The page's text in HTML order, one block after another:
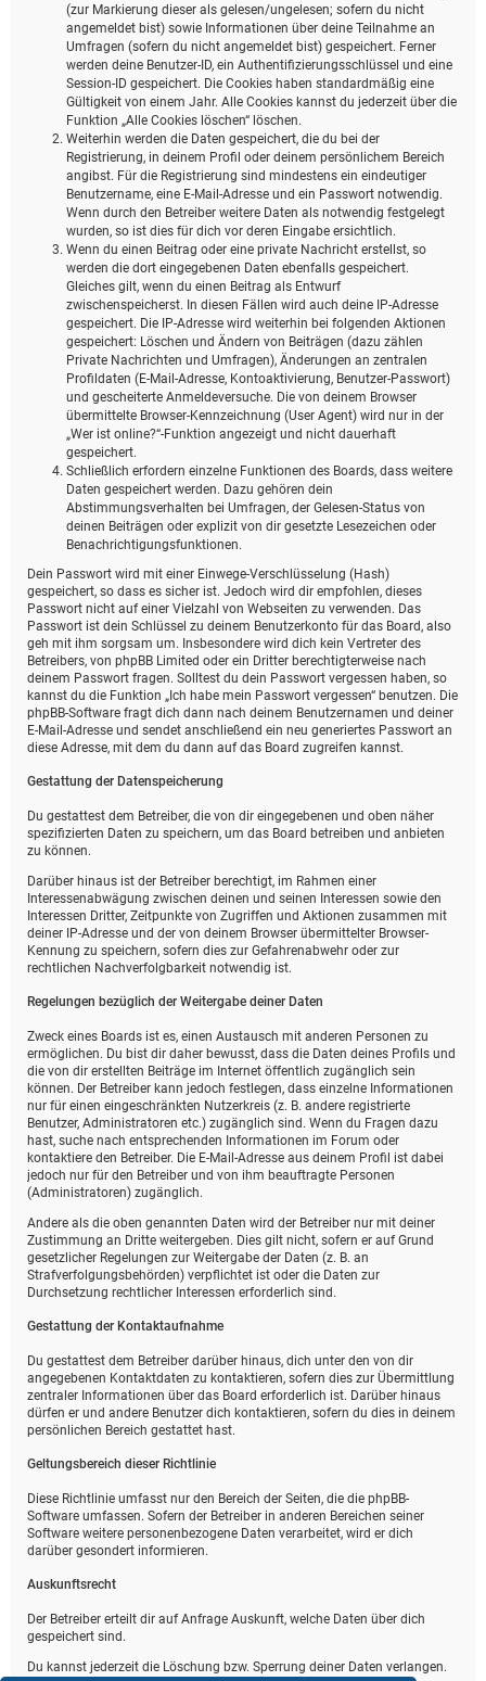
(zur Markierung dieser als gelesen/ungelesen; sofern du nicht
angemeldet bist) sowie Informationen über deine Teilnahme an
Umfragen (sofern du nicht angemeldet bist) gespeichert. Ferner
werden deine Benutzer-ID, ein Authentifizierungsschlüssel und eine
Session-ID gespeichert. Die Cookies haben standardmäßig eine
Gültigkeit von einem Jahr. Alle Cookies kannst du jederzeit über die
Funktion „Alle Cookies löschen“ löschen.
Weiterhin werden die Daten gespeichert, die du bei der
Registrierung, in deinem Profil oder deinem persönlichem Bereich
angibst. Für die Registrierung sind mindestens ein eindeutiger
Benutzername, eine E-Mail-Adresse und ein Passwort notwendig.
Wenn durch den Betreiber weitere Daten als notwendig festgelegt
wurden, so ist dies für dich vor deren Eingabe ersichtlich.
Wenn du einen Beitrag oder eine private Nachricht erstellst, so
werden die dort eingegebenen Daten ebenfalls gespeichert.
Gleiches gilt, wenn du einen Beitrag als Entwurf
zwischenspeicherst. In diesen Fällen wird auch deine IP-Adresse
gespeichert. Die IP-Adresse wird weiterhin bei folgenden Aktionen
gespeichert: Löschen und Ändern von Beiträgen (dazu zählen
Private Nachrichten und Umfragen), Änderungen an zentralen
Profildaten (E-Mail-Adresse, Kontoaktivierung, Benutzer-Passwort)
und gescheiterte Anmeldeversuche. Die von deinem Browser
übermittelte Browser-Kennzeichnung (User Agent) wird nur in der
„Wer ist online?“-Funktion angezeigt und nicht dauerhaft
gespeichert.
Schließlich erfordern einzelne Funktionen des Boards, dass weitere
Daten gespeichert werden. Dazu gehören dein
Abstimmungsverhalten bei Umfragen, der Gelesen-Status von
deinen Beiträgen oder explizit von dir gesetzte Lesezeichen oder
Benachrichtigungsfunktionen.
Dein Passwort wird mit einer Einwege-Verschlüsselung (Hash)
gespeichert, so dass es sicher ist. Jedoch wird dir empfohlen, dieses
Passwort nicht auf einer Vielzahl von Webseiten zu verwenden. Das
Passwort ist dein Schlüssel zu deinem Benutzerkonto für das Board, also
geh mit ihm sorgsam um. Insbesondere wird dich kein Vertreter des
Betreibers, von phpBB Limited oder ein Dritter berechtigterweise nach
deinem Passwort fragen. Solltest du dein Passwort vergessen haben, so
kannst du die Funktion „Ich habe mein Passwort vergessen“ benutzen. Die
phpBB-Software fragt dich dann nach deinem Benutzernamen und deiner
E-Mail-Adresse und sendet anschließend ein neu generiertes Passwort an
diese Adresse, mit dem du dann auf das Board zugreifen kannst.
Gestattung der Datenspeicherung
Du gestattest dem Betreiber, die von dir eingegebenen und oben näher
spezifizierten Daten zu speichern, um das Board betreiben und anbieten
zu können.
Darüber hinaus ist der Betreiber berechtigt, im Rahmen einer
Interessenabwägung zwischen deinen und seinen Interessen sowie den
Interessen Dritter, Zeitpunkte von Zugriffen und Aktionen zusammen mit
deiner IP-Adresse und der von deinem Browser übermittelter Browser-
Kennung zu speichern, sofern dies zur Gefahrenabwehr oder zur
rechtlichen Nachverfolgbarkeit notwendig ist.
Regelungen bezüglich der Weitergabe deiner Daten
Zweck eines Boards ist es, einen Austausch mit anderen Personen zu
ermöglichen. Du bist dir daher bewusst, dass die Daten deines Profils und
die von dir erstellten Beiträge im Internet öffentlich zugänglich sein
können. Der Betreiber kann jedoch festlegen, dass einzelne Informationen
nur für einen eingeschränkten Nutzerkreis (z. B. andere registrierte
Benutzer, Administratoren etc.) zugänglich sind. Wenn du Fragen dazu
hast, suche nach entsprechenden Informationen im Forum oder
kontaktiere den Betreiber. Die E-Mail-Adresse aus deinem Profil ist dabei
jedoch nur für den Betreiber und von ihm beauftragte Personen
(Administratoren) zugänglich.
Andere als die oben genannten Daten wird der Betreiber nur mit deiner
Zustimmung an Dritte weitergeben. Dies gilt nicht, sofern er auf Grund
gesetzlicher Regelungen zur Weitergabe der Daten (z. B. an
Strafverfolgungsbehörden) verpflichtet ist oder die Daten zur
Durchsetzung rechtlicher Interessen erforderlich sind.
Gestattung der Kontaktaufnahme
Du gestattest dem Betreiber darüber hinaus, dich unter den von dir
angegebenen Kontaktdaten zu kontaktieren, sofern dies zur Übermittlung
zentraler Informationen über das Board erforderlich ist. Darüber hinaus
dürfen er und andere Benutzer dich kontaktieren, sofern du dies in deinem
persönlichen Bereich gestattet hast.
Geltungsbereich dieser Richtlinie
Diese Richtlinie umfasst nur den Bereich der Seiten, die die phpBB-
Software umfassen. Sofern der Betreiber in anderen Bereichen seiner
Software weitere personenbezogene Daten verarbeitet, wird er dich
darüber gesondert informieren.
Auskunftsrecht
Der Betreiber erteilt dir auf Anfrage Auskunft, welche Daten über dich
gespeichert sind.
Du kannst jederzeit die Löschung bzw. Sperrung deiner Daten verlangen.